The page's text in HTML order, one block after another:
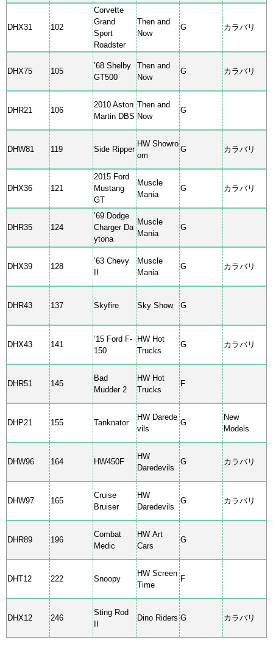
DHX31 102
Corvette
Grand
Sport
Roadster
Then and
Now
G カラバリ
DHX75 105
’68 Shelby
GT500
Then and
Now
G カラバリ
DHR21 106
2010 Aston
Martin DBS
Then and
Now
G
DHW81 119 Side Ripper
HW Showro
om
G カラバリ
DHX36 121
2015 Ford
Mustang
GT
Muscle
Mania
G カラバリ
DHR35 124
’69 Dodge
Charger Da
ytona
Muscle
Mania
G
DHX39 128
’63 Chevy
Muscle
Mania
G カラバリ
DHR43 137 Skyfire Sky Show G
DHX43 141
’15 Ford F-
150
HW Hot
Trucks
G カラバリ
DHR51 145
Bad
Mudder 2
HW Hot
Trucks
F
DHP21 155 Tanknator
HW Darede
vils
G
New
Models
DHW96 164 HW450F
HW
Daredevils
G カラバリ
DHW97 165
Cruise
Bruiser
HW
Daredevils
G カラバリ
DHR89 196
Combat
Medic
HW Art
Cars
G
DHT12 222 Snoopy
HW Screen
Time
F
DHX12 246
Sting Rod
Dino Riders G カラバリ